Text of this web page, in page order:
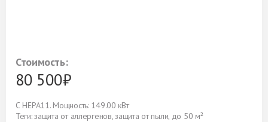
Стоимость:
80 500₽
С HEPA11. Мощность: 149.00 кВт
Теги: защита от аллергенов, защита от пыли, до 50 м²